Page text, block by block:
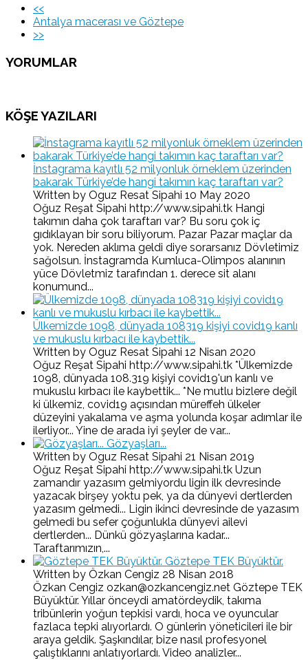
<<
Antalya macerası ve Göztepe
>>
YORUMLAR
KÖŞE YAZILARI
İnstagrama kayıtlı 52 milyonluk örneklem üzerinden
bakarak Türkiye’de hangi takımın kaç taraftarı var?
Written by Oguz Resat Sipahi 10 May 2020
Oğuz Reşat Sipahi http://www.sipahi.tk Hangi
takımın daha çok taraftarı var? Bu soru çok iç
gıdıklayan bir soru biliyorum. Pazar Pazar maçlar da
yok. Nereden aklıma geldi diye sorarsanız Dövletimiz
sağolsun. İnstagramda Kumluca-Olimpos alanının
yüce Dövletmiz tarafından 1. derece sit alanı
konumund...
Ülkemizde 1098, dünyada 108319 kişiyi covid19 kanlı
ve mukuslu kırbacı ile kaybettik...
Written by Oguz Resat Sipahi 12 Nisan 2020
Oğuz Reşat Sipahi http://www.sipahi.tk *Ülkemizde
1098, dünyada 108.319 kişiyi covid19'un kanlı ve
mukuslu kırbacı ile kaybettik... *Ne mutlu bizlere değil
ki ülkemiz, covid19 açısından müreffeh ülkeler
düzeyini yakalama ve aşma yolunda koşar adımlar ile
ilerliyor... Yine de arada iyi şeyler de var...
Gözyaşları...
Written by Oguz Resat Sipahi 21 Nisan 2019
Oğuz Reşat Sipahi http://www.sipahi.tk Uzun
zamandır yazasım gelmiyordu ligin ilk devresinde
yazacak birşey yoktu pek, ya da dünyevi dertlerden
yazasım gelmedi... Ligin ikinci devresinde de yazasım
gelmedi bu sefer çoğunlukla dünyevi ailevi
dertlerden... Dünkü gözyaşlarına kadar...
Taraftarımızın,...
Göztepe TEK Büyüktür.
Written by Özkan Cengiz 28 Nisan 2018
Özkan Cengiz ozkan@ozkancengiz.net Göztepe TEK
Büyüktür. Yıllar önceydi amatördeydik, takıma
tribünlerin yoğun tepkisi vardı, hoca ve oyuncular
fazlaca tepki alıyorlardı. O günlerin yöneticileri ile bir
araya geldik. Şaşkındılar, bize nasıl profesyonel
çalıştıklarını anlatıyorlardı. Video analizler...